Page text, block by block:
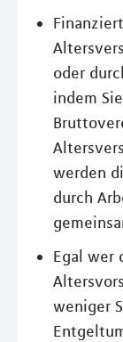
oder
indem
werden
durch
Egal wer
weniger